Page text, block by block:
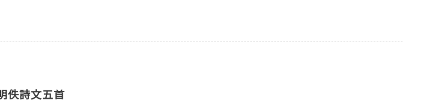
佚詩文五首